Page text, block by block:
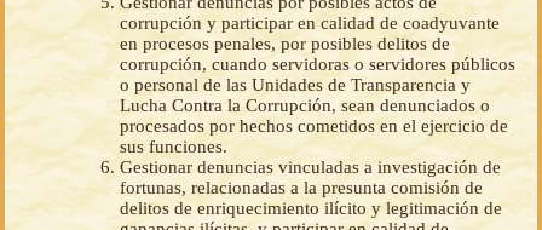
corrupción y participar en calidad de coadyuvante
en procesos penales, por posibles delitos de
corrupción, cuando servidoras o servidores públicos
o personal de las Unidades de Transparencia y
Lucha Contra la Corrupción, sean denunciados o
procesados por hechos cometidos en el ejercicio de
sus funciones.
Gestionar denuncias vinculadas a investigación de
fortunas, relacionadas a la presunta comisión de
delitos de enriquecimiento ilícito y legitimación de